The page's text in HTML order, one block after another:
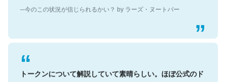
トークンについて解説していて素晴らしい。ほぼ公式のド